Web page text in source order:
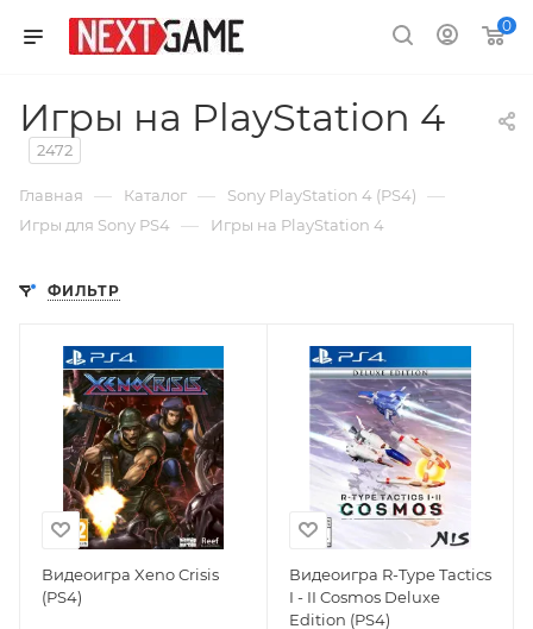
0
Игры на PlayStation 4
2472
Главная — Каталог — Sony PlayStation 4 (PS4) —
Игры для Sony PS4 — Игры на PlayStation 4
ФИЛЬТР
Видеоигра Xeno Crisis
(PS4)
Видеоигра R-Type Tactics
I - II Cosmos Deluxe
Edition (PS4)